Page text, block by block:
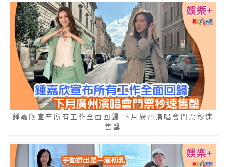
鍾嘉欣宣布所有工作全面回歸 下月廣州演唱會門票秒速
售罄